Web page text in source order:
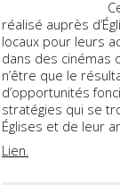
réalisé auprès
locaux pour leurs
dans des cinémas
n’être que le
d’opportunités
stratégies qui se
Églises et de leur
Lien.